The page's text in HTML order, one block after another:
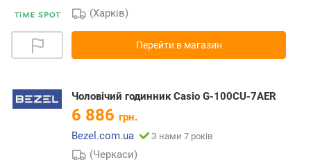
(Харків)
Перейти в магазин
Чоловічий годинник Casio G-100CU-7AER
6 886 грн.
Bezel.com.ua
З нами 7 років
(Черкаси)